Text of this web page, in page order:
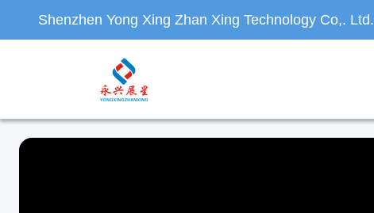
Shenzhen Yong Xing Zhan Xing Technology Co,. Ltd.